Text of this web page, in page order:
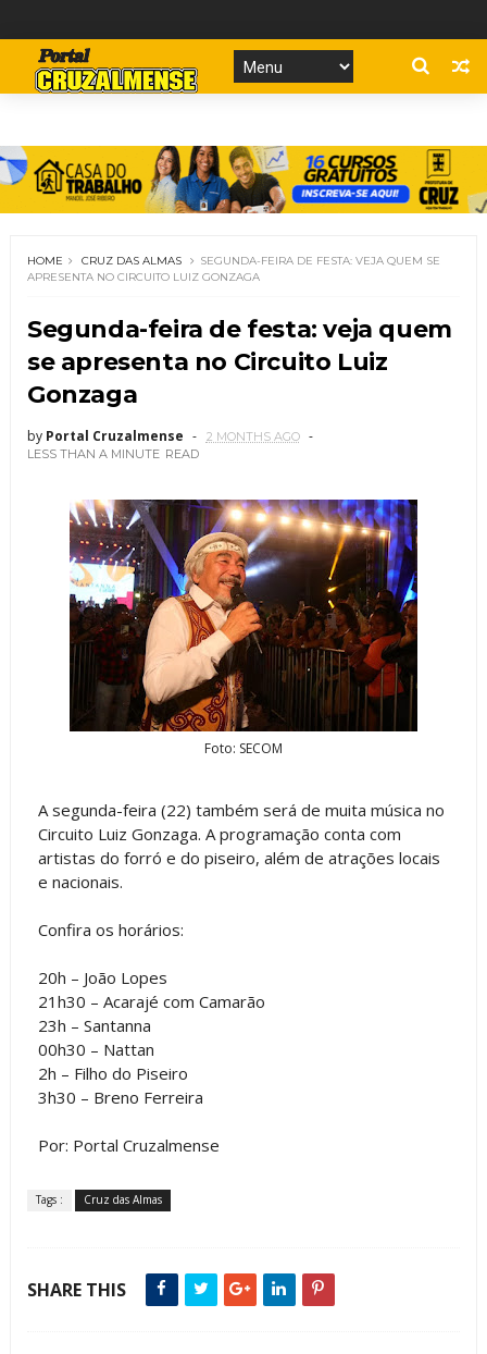
HOME CRUZ DAS ALMAS
SEGUNDA-FEIRA DE FESTA: VEJA QUEM SE
APRESENTA NO CIRCUITO LUIZ GONZAGA
Segunda-feira de festa: veja quem
se apresenta no Circuito Luiz
Gonzaga
by Portal Cruzalmense
2 MONTHS AGO
LESS THAN A MINUTE READ
Foto: SECOM
A segunda-feira (22) também será de muita música no
Circuito Luiz Gonzaga. A programação conta com
artistas do forró e do piseiro, além de atrações locais
e nacionais.
Confira os horários:
20h – João Lopes
21h30 – Acarajé com Camarão
23h – Santanna
00h30 – Nattan
2h – Filho do Piseiro
3h30 – Breno Ferreira
Por: Portal Cruzalmense
Tags : Cruz das Almas
SHARE THIS